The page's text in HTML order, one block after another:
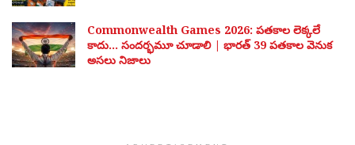
Commonwealth Games 2026: పతకాల లెక్కలే
కాదు… సందర్భమూ చూడాలి | భారత్ 39 పతకాల వెనుక
అసలు నిజాలు